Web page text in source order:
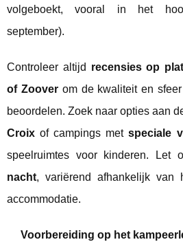
volgeboekt, vooral in het
september).
Controleer altijd recensies op
of Zooverom de kwaliteit en
beoordelen. Zoek naar opties aan
Croix of campings metspeciale
speelruimtes voor kinderen. Let
nacht, variërend afhankelijk van
accommodatie.
Voorbereiding op het